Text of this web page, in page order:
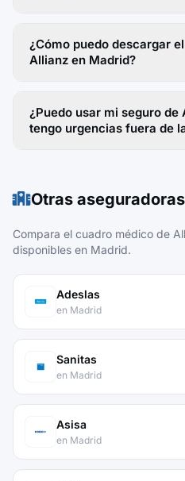
¿Cómo puedo descargar
Allianz en Madrid?
¿Puedo usar mi seguro de
tengo urgencias fuera de
Otras
Compara el cuadro médico de
disponibles en Madrid.
Adeslas
en Madrid
Sanitas
en Madrid
Asisa
en Madrid